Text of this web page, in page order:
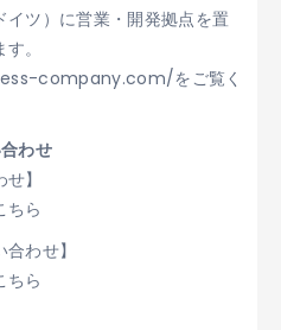
ツ）に営業・開発拠点を置
。
company.com/をご覧く
わせ
】
ちら
わせ】
ちら